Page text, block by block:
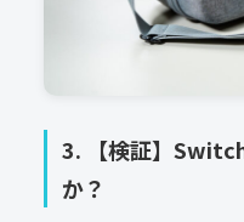
3. 【検証】
か？